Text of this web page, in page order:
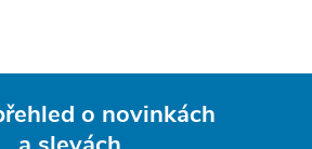
o novinkách